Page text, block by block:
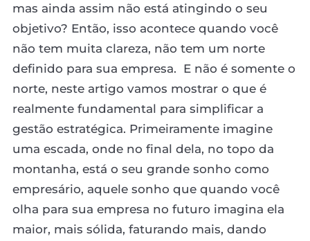
mas ainda assim não está atingindo o seu
objetivo? Então, isso acontece quando você
não tem muita clareza, não tem um norte
definido para sua empresa. E não é somente o
norte, neste artigo vamos mostrar o que é
realmente fundamental para simplificar a
gestão estratégica. Primeiramente imagine
uma escada, onde no final dela, no topo da
montanha, está o seu grande sonho como
empresário, aquele sonho que quando você
olha para sua empresa no futuro imagina ela
maior, mais sólida, faturando mais, dando